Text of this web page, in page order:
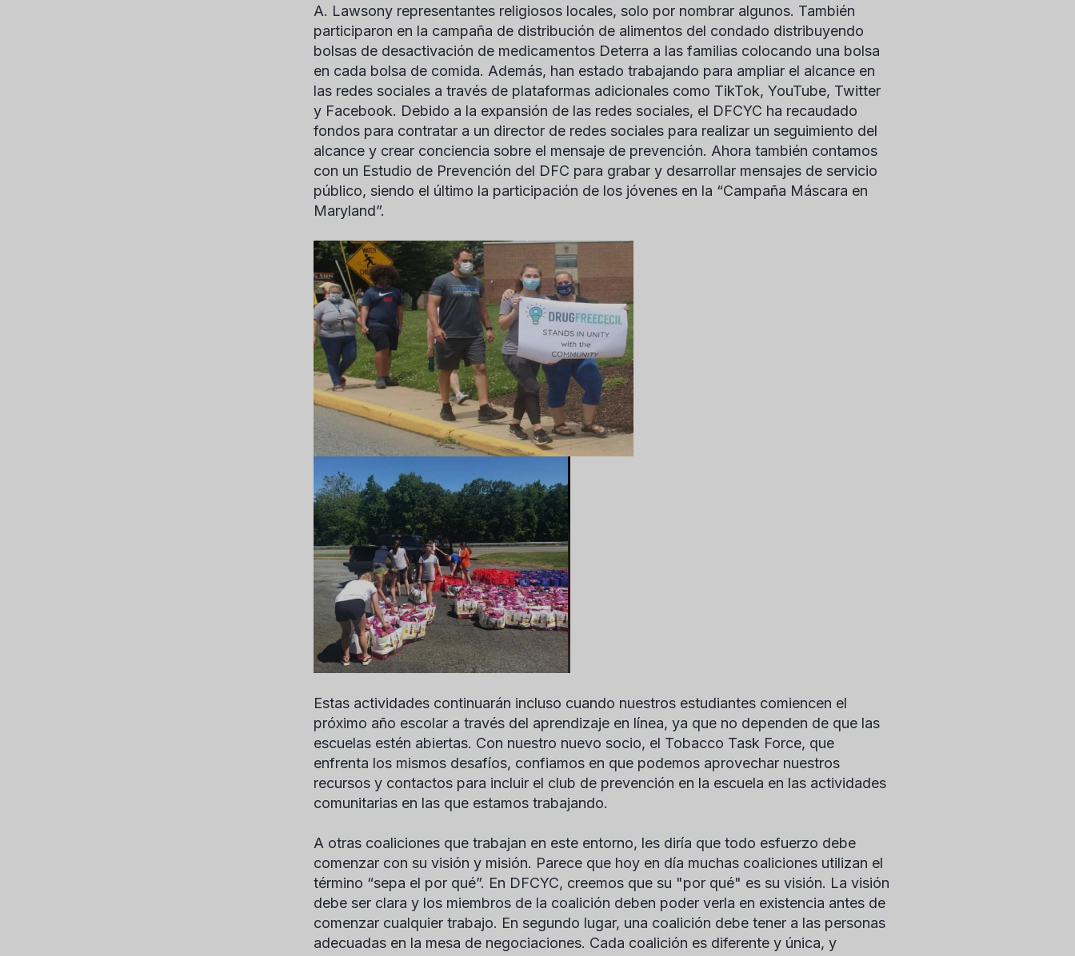
A. Lawsony representantes religiosos locales, solo por nombrar algunos. También
participaron en la campaña de distribución de alimentos del condado distribuyendo
bolsas de desactivación de medicamentos Deterra a las familias colocando una bolsa
en cada bolsa de comida. Además, han estado trabajando para ampliar el alcance en
las redes sociales a través de plataformas adicionales como TikTok, YouTube, Twitter
y Facebook. Debido a la expansión de las redes sociales, el DFCYC ha recaudado
fondos para contratar a un director de redes sociales para realizar un seguimiento del
alcance y crear conciencia sobre el mensaje de prevención. Ahora también contamos
con un Estudio de Prevención del DFC para grabar y desarrollar mensajes de servicio
público, siendo el último la participación de los jóvenes en la “Campaña Máscara en
Maryland”.
Estas actividades continuarán incluso cuando nuestros estudiantes comiencen el
próximo año escolar a través del aprendizaje en línea, ya que no dependen de que las
escuelas estén abiertas. Con nuestro nuevo socio, el Tobacco Task Force, que
enfrenta los mismos desafíos, confiamos en que podemos aprovechar nuestros
recursos y contactos para incluir el club de prevención en la escuela en las actividades
comunitarias en las que estamos trabajando.
A otras coaliciones que trabajan en este entorno, les diría que todo esfuerzo debe
comenzar con su visión y misión. Parece que hoy en día muchas coaliciones utilizan el
término “sepa el por qué”. En DFCYC, creemos que su "por qué" es su visión. La visión
debe ser clara y los miembros de la coalición deben poder verla en existencia antes de
comenzar cualquier trabajo. En segundo lugar, una coalición debe tener a las personas
adecuadas en la mesa de negociaciones. Cada coalición es diferente y única, y